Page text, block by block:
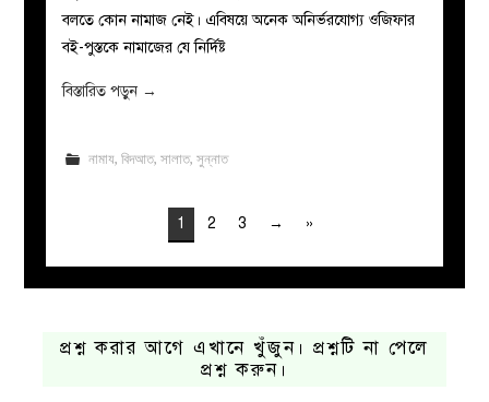
বলতে কোন নামাজ নেই। এবিষয়ে অনেক অনির্ভরযোগ্য ওজিফার
বই-পুস্তকে নামাজের যে নির্দিষ্ট
বিস্তারিত পড়ুন →
নামায, বিদআত, সালাত, সুন্নাত
1 2 3 → »
প্রশ্ন করার আগে এখানে খুঁজুন। প্রশ্নটি না পেলে
প্রশ্ন করুন।